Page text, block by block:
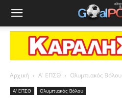
Αρχική Α' ΕΠΣΘ Ολυμπιακός Βόλου
Α' ΕΠΣΘ Ολυμπιακός Βόλου